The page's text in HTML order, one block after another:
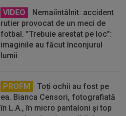
VIDEO
Nemaiîntâlnit: accident
rutier provocat de un meci de
fotbal. ”Trebuie arestat pe loc”:
imaginile au făcut înconjurul
lumii
PROFM
Toți ochii au fost pe
ea. Bianca Censori, fotografiată
în L.A., în micro pantaloni și top